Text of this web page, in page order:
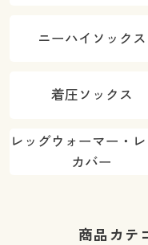
ニーハイソックス
着圧ソックス
レッグウォーマー・
カバー
商品カテ